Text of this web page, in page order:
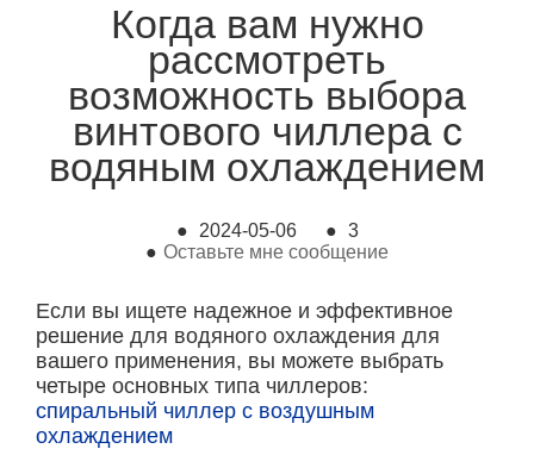
Когда вам нужно
рассмотреть
возможность выбора
винтового чиллера с
водяным охлаждением
● 2024-05-06 ● 3
● Оставьте мне сообщение
Если вы ищете надежное и эффективное
решение для водяного охлаждения для
вашего применения, вы можете выбрать
четыре основных типа чиллеров:
спиральный чиллер с воздушным
охлаждением